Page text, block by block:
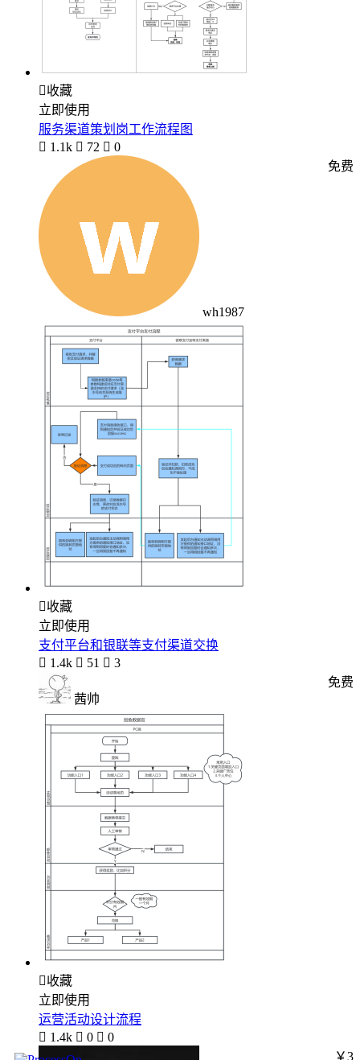
收藏
立即使用
服务渠道策划岗工作流程图
 1.1k  72  0
wh1987
免费
收藏
立即使用
支付平台和银联等支付渠道交换
 1.4k  51  3
茜帅
免费
收藏
立即使用
运营活动设计流程
 1.4k  0  0
￥3